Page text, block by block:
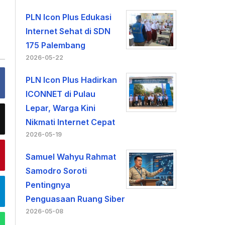
PLN Icon Plus Edukasi
Internet Sehat di SDN
175 Palembang
2026-05-22
PLN Icon Plus Hadirkan
ICONNET di Pulau
Lepar, Warga Kini
Nikmati Internet Cepat
2026-05-19
Samuel Wahyu Rahmat
Samodro Soroti
Pentingnya
Penguasaan Ruang Siber
2026-05-08